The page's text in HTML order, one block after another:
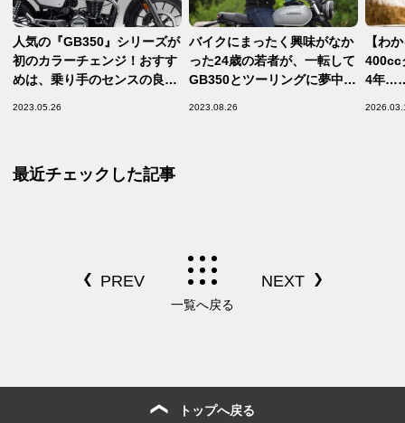
人気の『GB350』シリーズが
初のカラーチェンジ！おすす
めは、乗り手のセンスの良さ
2023.05.26
バイクにまったく興味がなか
った24歳の若者が、一転して
GB350とツーリングに夢中に
2023.08.26
【わ
400cc
4年……
最近チェックした記事
一覧へ戻る
トップへ戻る